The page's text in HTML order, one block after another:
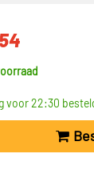
voor 22:30